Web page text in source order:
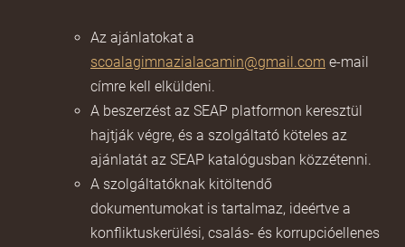
Az ajánlatokat a
scoalagimnazialacamin@gmail.com e-mail
címre kell elküldeni.
A beszerzést az SEAP platformon keresztül
hajtják végre, és a szolgáltató köteles az
ajánlatát az SEAP katalógusban közzétenni.
A szolgáltatóknak kitöltendő
dokumentumokat is tartalmaz, ideértve a
konfliktuskerülési, csalás- és korrupcióellenes